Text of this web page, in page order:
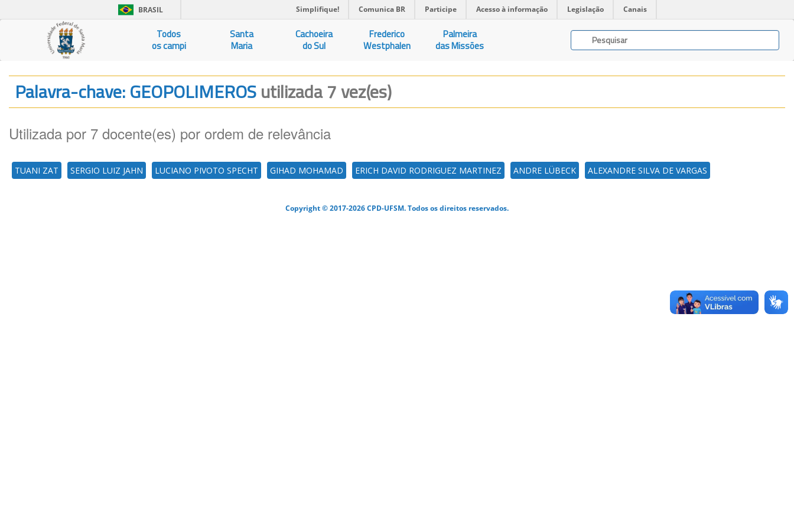
BRASIL Simplifique! Comunica BR Participe Acesso à informação Legislação Canais
Todos
os campi
Santa
Maria
Cachoeira
do Sul
Frederico
Westphalen
Palmeira
das Missões
Palavra-chave: GEOPOLIMEROSutilizada 7 vez(es)
Utilizada por 7 docente(es) por ordem de relevância
TUANI ZAT SERGIO LUIZ JAHN LUCIANO PIVOTO SPECHT GIHAD MOHAMAD ERICH DAVID RODRIGUEZ MARTINEZ ANDRE LÜBECK ALEXANDRE SILVA DE VARGAS
Copyright © 2017-2026 CPD-UFSM. Todos os direitos reservados.